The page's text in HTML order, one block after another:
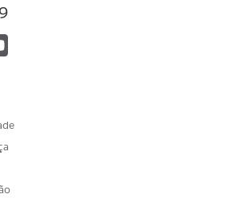
sobre migração de CCP para UEL
tempo de inatividade, usuários
em fases, teste de sandbox,
garanta que sua organização
necessários para manter a
e evitar erros do sistema.
muda e o que não muda?